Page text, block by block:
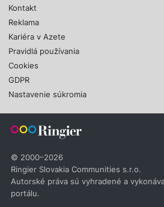
Kontakt
Reklama
Kariéra v Azete
Pravidlá používania
Cookies
GDPR
Nastavenie súkromia
© 2000–2026
Ringier Slovakia Communities s.r.o.
Autorské práva sú vyhradené a
portálu.